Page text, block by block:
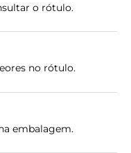
o rótulo.
no rótulo.
embalagem.